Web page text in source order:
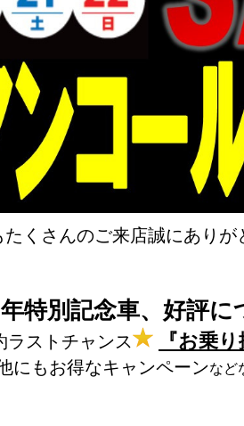
たくさんのご来店誠にありが
特別記念車、好評に
ラストチャンス 『お乗
にもお得なキャンペーンなど